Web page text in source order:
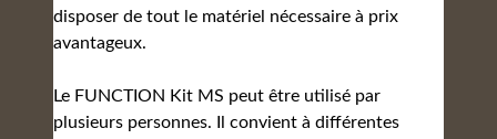
disposer de tout le matériel nécessaire à prix
avantageux.
Le FUNCTION Kit MS peut être utilisé par
plusieurs personnes. Il convient à différentes